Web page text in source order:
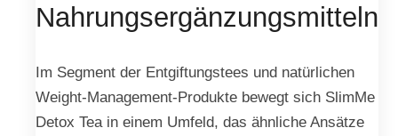
Nahrungsergänzungsmitteln
Im Segment der Entgiftungstees und natürlichen
Weight-Management-Produkte bewegt sich SlimMe
Detox Tea in einem Umfeld, das ähnliche Ansätze